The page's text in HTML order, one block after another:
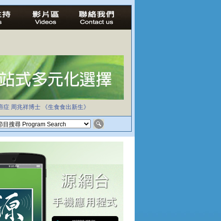
症 周兆祥博士 《生食食出新生》